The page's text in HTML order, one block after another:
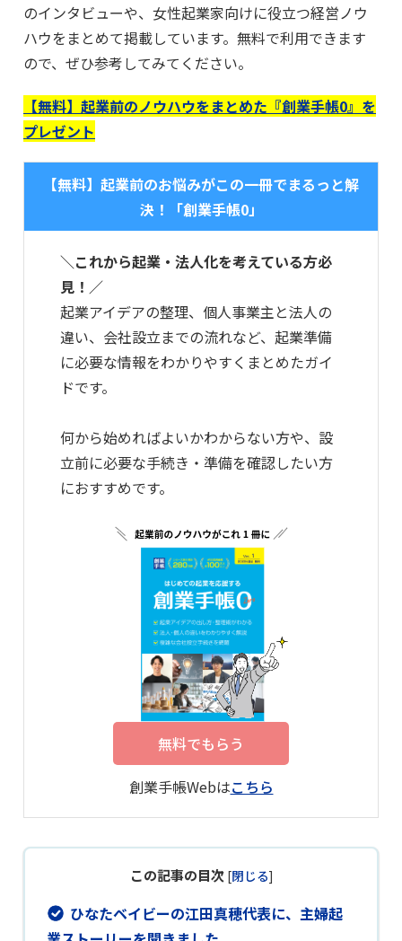
のインタビューや、女性起業家向けに役立つ経営ノウ
ハウをまとめて掲載しています。無料で利用できます
ので、ぜひ参考してみてください。
【無料】起業前のノウハウをまとめた『創業手帳0』を
プレゼント
【無料】起業前のお悩みがこの一冊でまるっと解
決！「創業手帳0」
＼これから起業・法人化を考えている方必
見！／
起業アイデアの整理、個人事業主と法人の
違い、会社設立までの流れなど、起業準備
に必要な情報をわかりやすくまとめたガイ
ドです。
何から始めればよいかわからない方や、設
立前に必要な手続き・準備を確認したい方
におすすめです。
無料でもらう
創業手帳Webはこちら
この記事の目次 [閉じる]
ひなたベイビーの江田真穂代表に、主婦起